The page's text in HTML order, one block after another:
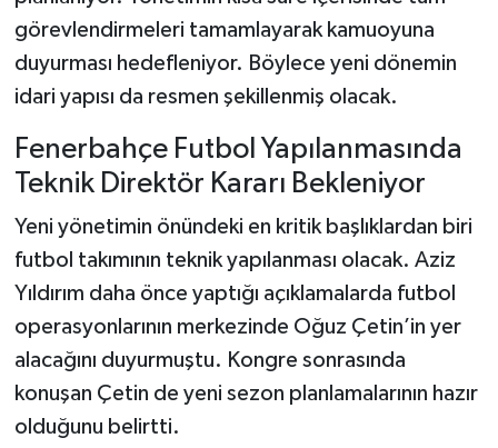
görevlendirmeleri tamamlayarak kamuoyuna
duyurması hedefleniyor. Böylece yeni dönemin
idari yapısı da resmen şekillenmiş olacak.
Fenerbahçe Futbol Yapılanmasında
Teknik Direktör Kararı Bekleniyor
Yeni yönetimin önündeki en kritik başlıklardan biri
futbol takımının teknik yapılanması olacak. Aziz
Yıldırım daha önce yaptığı açıklamalarda futbol
operasyonlarının merkezinde Oğuz Çetin’in yer
alacağını duyurmuştu. Kongre sonrasında
konuşan Çetin de yeni sezon planlamalarının hazır
olduğunu belirtti.